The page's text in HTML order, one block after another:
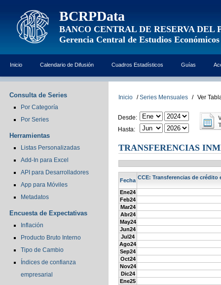
BCRPData
BANCO CENTRAL DE RESERVA DEL
Gerencia Central de Estudios Económicos
Inicio Calendario de Difusión Cuadros Estadísticos Guías
Consulta de Series
Por Categoría
Por Series
Herramientas
Listas Personalizadas
Add-In para Excel
API para Desarrolladores
App para Móviles
Metadatos
Encuesta de Expectativas
Inflación
Producto Bruto Interno
Tipo de Cambio
Índices de confianza
empresarial
Inicio / Series Mensuales / Ver
Desde:
Hasta:
TRANSFERENCIAS
Fecha CCE: Transferencias de
Ene24
Feb24
Mar24
Abr24
May24
Jun24
Jul24
Ago24
Sep24
Oct24
Nov24
Dic24
Ene25